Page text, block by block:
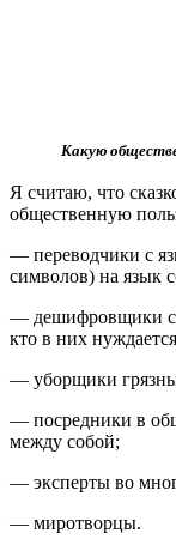
Какую
Я считаю, что
общественную
— переводчики с
символов) на язык
— дешифровщики
кто в них
— уборщики
— посредники в
между собой;
— эксперты во
— миротворцы.